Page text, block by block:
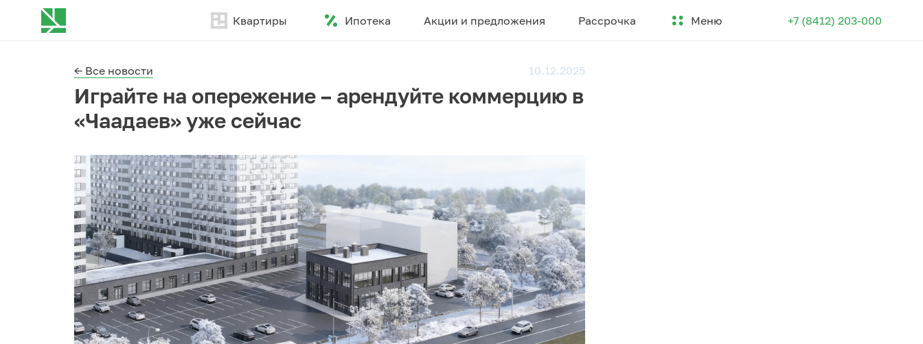
Квартиры Ипотека Акции и предложения Рассрочка Меню +7 (8412) 203-000
← Все новости 10.12.2025
Играйте на опережение – арендуйте коммерцию в
«Чаадаев» уже сейчас